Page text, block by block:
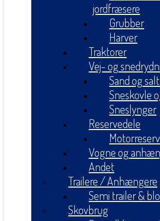
jordfræsere
Grubber
Harver
Traktorer
Vej- og
Sand og
Sneskovle
Sneslynger
Reservedele
Vogne og
Andet
Trailere / Anhængere
Semi trailer &
Skovbrug